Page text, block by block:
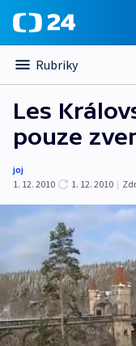
Rubriky
Les
pouze
joj
1. 12. 2010
1. 12. 2010 |